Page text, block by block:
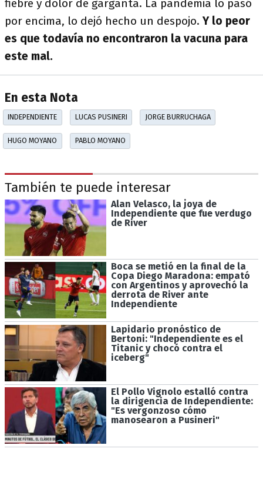
fiebre y dolor de garganta. La pandemia lo pasó
por encima, lo dejó hecho un despojo. Y lo peor
es que todavía no encontraron la vacuna para
este mal.
En esta Nota
INDEPENDIENTE LUCAS PUSINERI JORGE BURRUCHAGA
HUGO MOYANO PABLO MOYANO
También te puede interesar
Alan Velasco, la joya de
Independiente que fue verdugo
de River
Boca se metió en la final de la
Copa Diego Maradona: empató
con Argentinos y aprovechó la
derrota de River ante
Independiente
Lapidario pronóstico de
Bertoni: "Independiente es el
Titanic y chocó contra el
iceberg"
El Pollo Vignolo estalló contra
la dirigencia de Independiente:
"Es vergonzoso cómo
manosearon a Pusineri"